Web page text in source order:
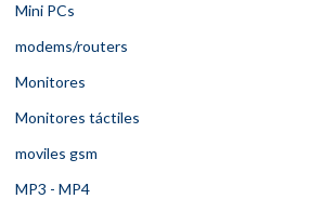
Mini PCs
modems/routers
Monitores
Monitores táctiles
moviles gsm
MP3 - MP4